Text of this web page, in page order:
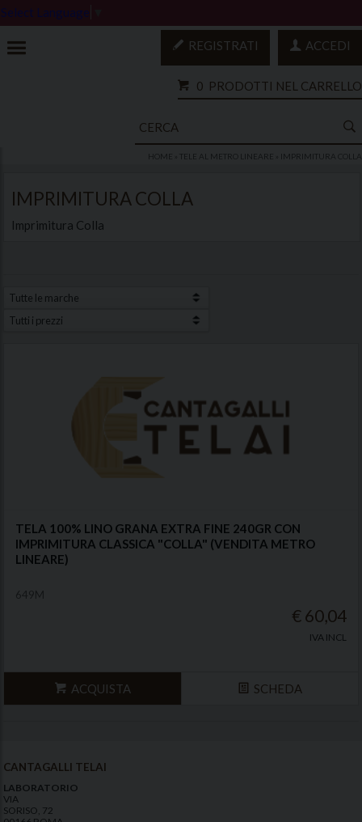
Select Language
ACCEDI
REGISTRATI
0 PRODOTTI NEL CARRELLO
HOME TELE AL METRO LINEARE IMPRIMITURA COLLA
IMPRIMITURA COLLA
Imprimitura Colla
TELA 100% LINO GRANA EXTRA FINE 240GR CON
IMPRIMITURA CLASSICA "COLLA" (VENDITA METRO
LINEARE)
€ 60,04
IVA INCL
ACQUISTA SCHEDA
CANTAGALLI TELAI
LABORATORIO
VIA
SORISO, 72